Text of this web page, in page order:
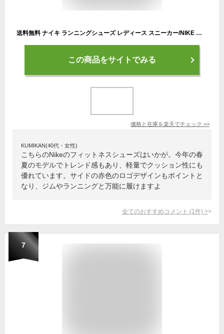
送料無料 ナイキ ランニングシューズ レディース スニーカー/NIKE レボリューション 6 NN/ジョギング トレーニング ジム 女性 靴 スポーツシューズ くつ サステナブル/DC3729-010
この商品をサイトでみる
価格と在庫を楽天でチェック >>
KUMIKAN(40代・女性)
こちらのNikeのフィットネスシューズはいかが。今年の春
夏のモデルでトレンド感もあり、軽量でクッション性にも
優れています。サイドの赤色のロゴデザインもポイントと
なり、ジムやランニングと万能に履けますよ
全てのおすすめコメント (1 件) >
7